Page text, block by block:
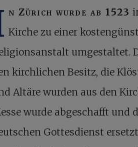
n Zürich wurde ab 1523
Kirche zu einer
umgestaltet.
kirchlichen Besitz, die
Altäre wurden aus den
wurde abgeschafft und
Gottesdienst